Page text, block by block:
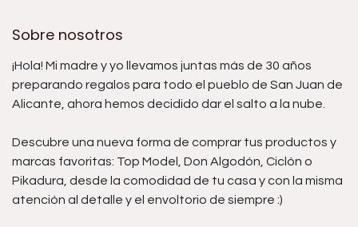
Sobre nosotros
¡Hola! Mi madre y yo llevamos juntas más de 30 años
preparando regalos para todo el pueblo de San Juan de
Alicante, ahora hemos decidido dar el salto a la nube.
Descubre una nueva forma de comprar tus productos y
marcas favoritas: Top Model, Don Algodón, Ciclón o
Pikadura, desde la comodidad de tu casa y con la misma
atención al detalle y el envoltorio de siempre :)